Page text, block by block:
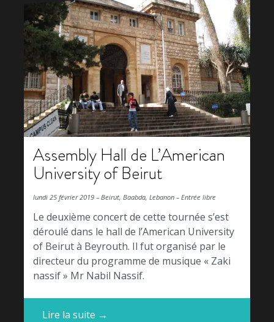
Assembly Hall de L’American
University of Beirut
lundi 25 février 2019 – Beirut, Baabda, Lebanon – Entrée libre
Le deuxième concert de cette tournée s’est
déroulé dans le hall de l’American University
of Beirut à Beyrouth. Il fut organisé par le
directeur du programme de musique « Zaki
nassif » Mr Nabil Nassif.
Lire la suite →